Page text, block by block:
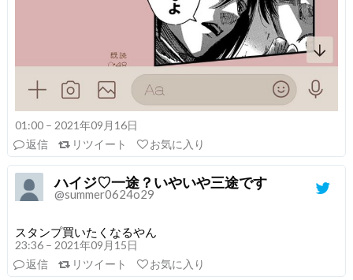
01:00 – 2021年09月16日
返信
リツイート お気に入り
ハイジ♡一途？いやいや三途です
@summer0624o29
スタンプ買いたくなるやん
23:36 – 2021年09月15日
返信
リツイート お気に入り